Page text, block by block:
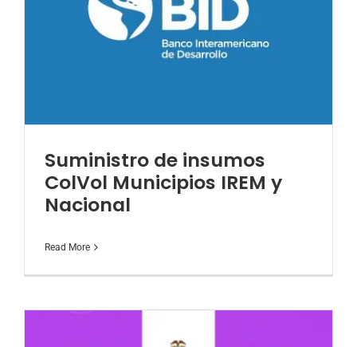
Suministro de insumos
ColVol Municipios IREM y
Nacional
Read More